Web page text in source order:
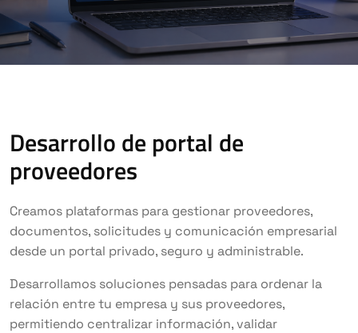
Desarrollo de portal de
proveedores
Creamos plataformas para gestionar proveedores,
documentos, solicitudes y comunicación empresarial
desde un portal privado, seguro y administrable.
Desarrollamos soluciones pensadas para ordenar la
relación entre tu empresa y sus proveedores,
permitiendo centralizar información, validar